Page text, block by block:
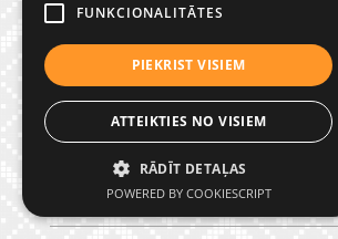
SKOLA
KALENDĀRS
DOKUMENTI
MĀCĪBAS
FUNKCIONALITĀTES
PIEKRIST VISIEM
ATTEIKTIES NO VISIEM
RĀDĪT DETAĻAS
POWERED BY COOKIESCRIPT